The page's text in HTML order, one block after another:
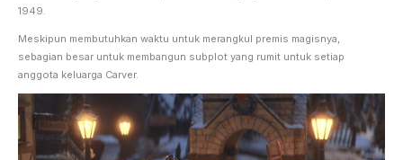
1949.
Meskipun membutuhkan waktu untuk merangkul premis magisnya,
sebagian besar untuk membangun subplot yang rumit untuk setiap
anggota keluarga Carver.